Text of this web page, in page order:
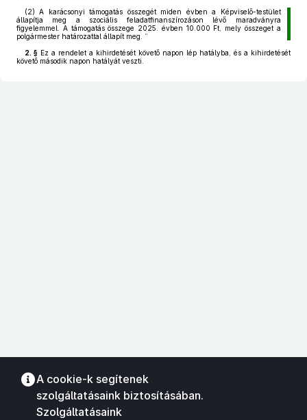
(2) A karácsonyi támogatás összegét miden évben a Képviselő-testület
állapítja meg a szociális feladatfinanszírozáson lévő maradványra
figyelemmel. A támogatás összege 2025. évben 10.000 Ft, mely összeget a
polgármester határozattal állapít meg. ”
2. § Ez a rendelet a kihirdetését követő napon lép hatályba, és a kihirdetését
követő második napon hatályát veszti.
A cookie-k segítenek
szolgáltatásaink biztosításában.
Szolgáltatásaink